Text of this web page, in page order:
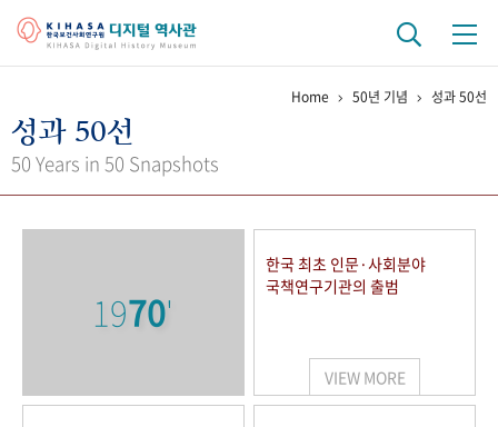
걸어온 길 기관 변천사
키워드로 보는 연구 역사
연구자들
사진 아카이브 문서 기록물 행정박물 영상 기록물
Home 50년 기념 성과 50선
성과 50선
50 Years in 50 Snapshots
1970'
한국 최초 인문·사회분야
국책연구기관의 출범
VIEW MORE